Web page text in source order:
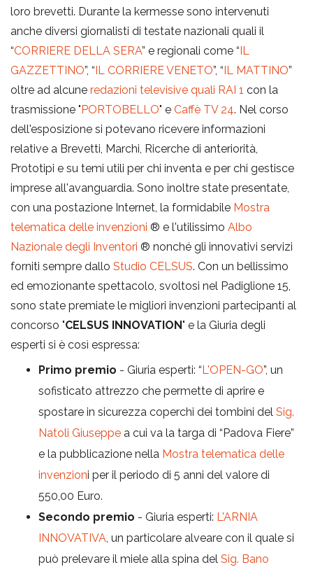
n
loro brevetti. Durante la kermesse sono intervenuti
anche diversi giornalisti di testate nazionali quali il
“CORRIERE DELLA SERA” e regionali come “IL
GAZZETTINO”, “IL CORRIERE VENETO”, “IL MATTINO”
oltre ad alcune redazioni televisive quali RAI 1 con la
trasmissione "PORTOBELLO" e Caffè TV 24. Nel corso
dell'esposizione si potevano ricevere informazioni
relative a Brevetti, Marchi, Ricerche di anteriorità,
Prototipi e su temi utili per chi inventa e per chi gestisce
imprese all'avanguardia. Sono inoltre state presentate,
con una postazione Internet, la formidabile Mostra
telematica delle invenzioni ® e l'utilissimo Albo
Nazionale degli Inventori ® nonché gli innovativi servizi
forniti sempre dallo Studio CELSUS. Con un bellissimo
ed emozionante spettacolo, svoltosi nel Padiglione 15,
sono state premiate le migliori invenzioni partecipanti al
concorso "CELSUS INNOVATION" e la Giuria degli
esperti si è così espressa:
Primo premio - Giuria esperti: “L'OPEN-GO”, un
sofisticato attrezzo che permette di aprire e
spostare in sicurezza coperchi dei tombini del Sig.
Natoli Giuseppe a cui va la targa di “Padova Fiere”
e la pubblicazione nella Mostra telematica delle
invenzioni per il periodo di 5 anni del valore di
550,00 Euro.
Secondo premio - Giuria esperti: L'ARNIA
INNOVATIVA , un particolare alveare con il quale si
può prelevare il miele alla spina del Sig. Bano